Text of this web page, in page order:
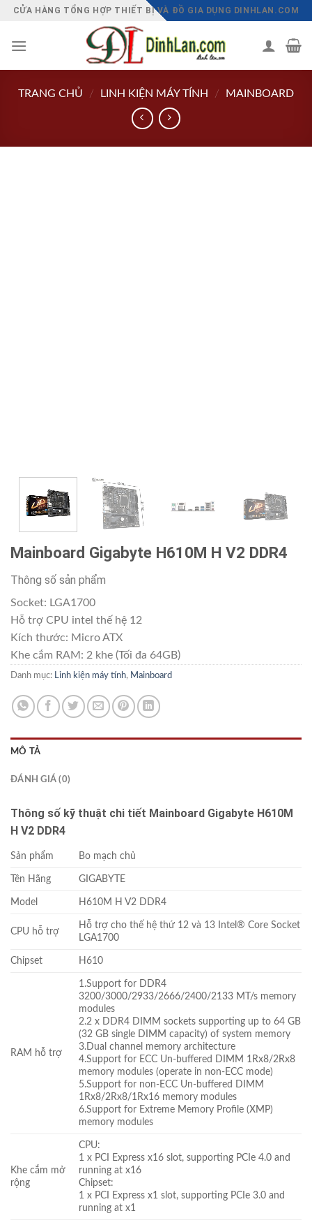
Chuyển
nội
CỬA HÀNG TỔNG HỢP THIẾT BỊ VÀ ĐỒ GIA DỤNG DINHLAN.COM
TRANG CHỦ / LINH KIỆN MÁY TÍNH / MAINBOARD
Mainboard Gigabyte H610M H V2 DDR4
Thông số sản phẩm
Socket: LGA1700
Hỗ trợ CPU intel thế hệ 12
Kích thước: Micro ATX
Khe cắm RAM: 2 khe (Tối đa 64GB)
Danh mục: Linh kiện máy tính, Mainboard
MÔ TẢ
ĐÁNH GIÁ (0)
Thông số kỹ thuật chi tiết Mainboard Gigabyte H610M
H V2 DDR4
Sản phẩm Bo mạch chủ
Tên Hãng GIGABYTE
Model H610M H V2 DDR4
CPU hỗ trợ
Hỗ trợ cho thế hệ thứ 12 và 13 Intel® Core Socket
LGA1700
Chipset H610
RAM hỗ trợ
1.Support for DDR4
3200/3000/2933/2666/2400/2133 MT/s memory
modules
2.2 x DDR4 DIMM sockets supporting up to 64 GB
(32 GB single DIMM capacity) of system memory
3.Dual channel memory architecture
4.Support for ECC Un-buffered DIMM 1Rx8/2Rx8
memory modules (operate in non-ECC mode)
5.Support for non-ECC Un-buffered DIMM
1Rx8/2Rx8/1Rx16 memory modules
6.Support for Extreme Memory Profile (XMP)
memory modules
Khe cắm mở
rộng
CPU:
1 x PCI Express x16 slot, supporting PCIe 4.0 and
running at x16
Chipset:
1 x PCI Express x1 slot, supporting PCIe 3.0 and
running at x1